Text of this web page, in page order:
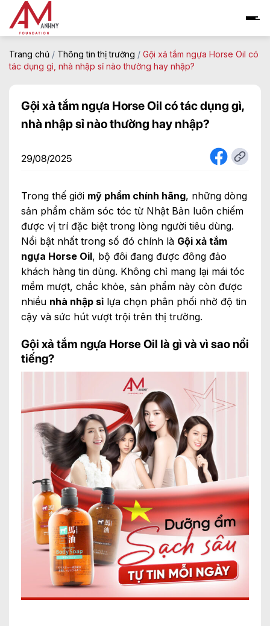
content
Trang chủ / Thông tin thị trường / Gội xả tắm ngựa Horse Oil có
tác dụng gì, nhà nhập sỉ nào thường hay nhập?
Gội xả tắm ngựa Horse Oil có tác dụng gì,
nhà nhập sỉ nào thường hay nhập?
29/08/2025
Trong thế giới mỹ phẩm chính hãng, những dòng
sản phẩm chăm sóc tóc từ Nhật Bản luôn chiếm
được vị trí đặc biệt trong lòng người tiêu dùng.
Nổi bật nhất trong số đó chính là Gội xả tắm
ngựa Horse Oil, bộ đôi đang được đông đảo
khách hàng tin dùng. Không chỉ mang lại mái tóc
mềm mượt, chắc khỏe, sản phẩm này còn được
nhiều nhà nhập sỉ lựa chọn phân phối nhờ độ tin
cậy và sức hút vượt trội trên thị trường.
Gội xả tắm ngựa Horse Oil là gì và vì sao nổi
tiếng?